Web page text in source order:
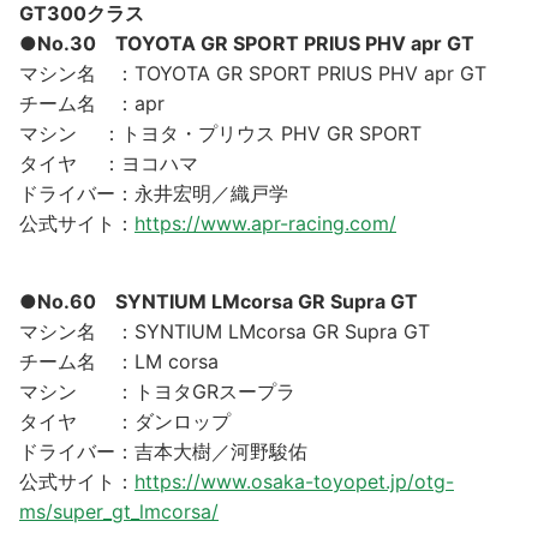
GT300クラス
●No.30 TOYOTA GR SPORT PRIUS PHV apr GT
マシン名 ：TOYOTA GR SPORT PRIUS PHV apr GT
チーム名 ：apr
マシン ：トヨタ・プリウス PHV GR SPORT
タイヤ ：ヨコハマ
ドライバー：永井宏明／織戸学
公式サイト： https://www.apr-racing.com/
●No.60 SYNTIUM LMcorsa GR Supra GT
マシン名 ：SYNTIUM LMcorsa GR Supra GT
チーム名 ：LM corsa
マシン ：トヨタGRスープラ
タイヤ ：ダンロップ
ドライバー：吉本大樹／河野駿佑
公式サイト： https://www.osaka-toyopet.jp/otg-
ms/super_gt_lmcorsa/